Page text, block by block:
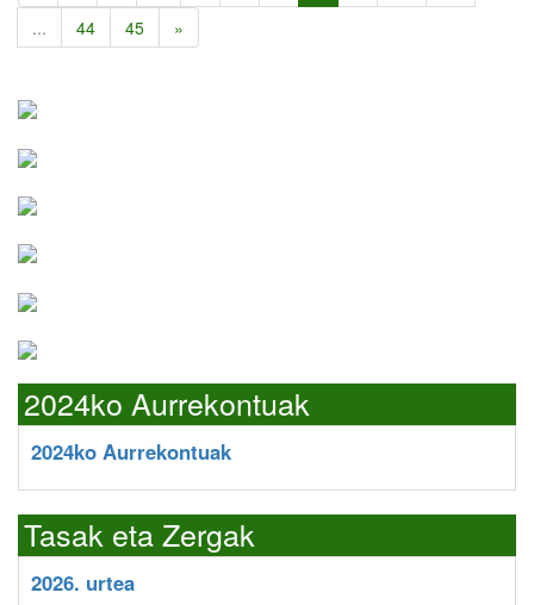
...
44 45 »
2024ko Aurrekontuak
2024ko Aurrekontuak
Tasak eta Zergak
2026. urtea